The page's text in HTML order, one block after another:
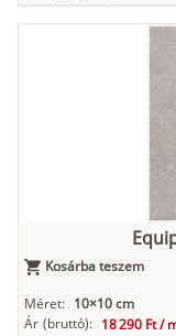
Kosárba teszem
Méret: 10×10 cm
Ár (bruttó): 18 290 Ft /